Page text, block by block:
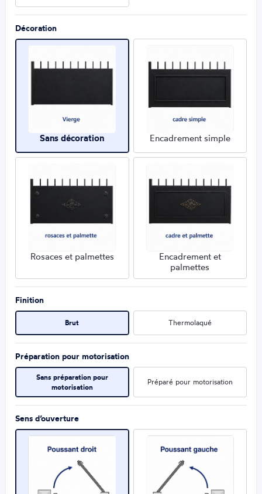
Décoration
Sans décoration Encadrement simple
Rosaces et palmettes
Encadrement et
palmettes
Finition
Brut Thermolaqué
Préparation pour motorisation
Sans préparation pour
motorisation
Préparé pour motorisation
Sens d’ouverture